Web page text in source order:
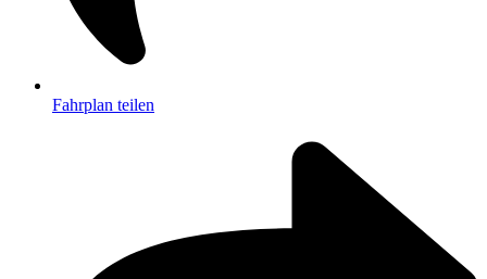
Fahrplan teilen